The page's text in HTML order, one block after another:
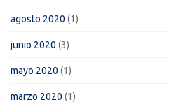
agosto 2020 (1)
junio 2020 (3)
mayo 2020 (1)
marzo 2020 (1)